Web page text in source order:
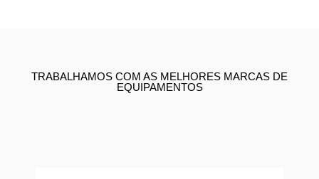
TRABALHAMOS COM AS MELHORES MARCAS DE
EQUIPAMENTOS